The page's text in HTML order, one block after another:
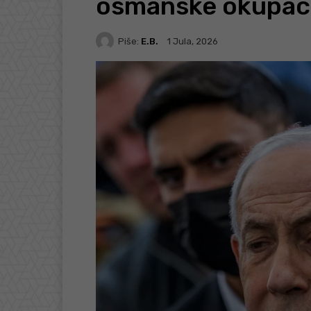
osmanske
Piše: E.B. 1 Jula, 2026